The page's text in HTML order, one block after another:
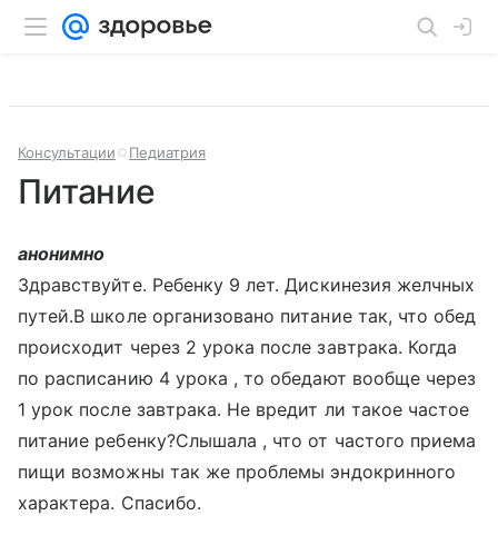
Консультации Педиатрия
Питание
анонимно
Здравствуйте. Ребенку 9 лет. Дискинезия желчных
путей.В школе организовано питание так, что обед
происходит через 2 урока после завтрака. Когда
по расписанию 4 урока , то обедают вообще через
1 урок после завтрака. Не вредит ли такое частое
питание ребенку?Слышала , что от частого приема
пищи возможны так же проблемы эндокринного
характера. Спасибо.